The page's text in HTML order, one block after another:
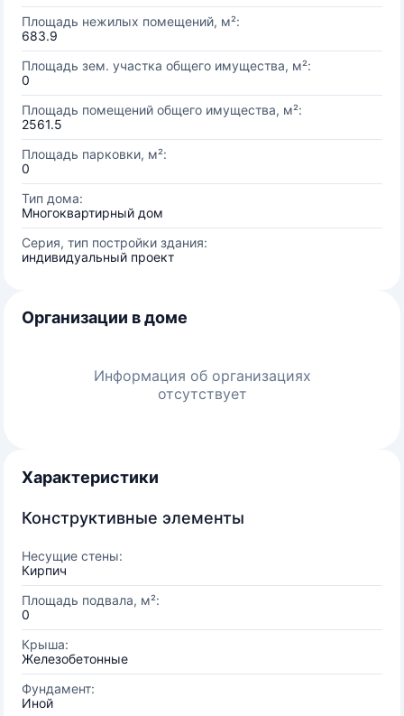
Площадь нежилых помещений, м²:
683.9
Площадь зем. участка общего имущества, м²:
0
Площадь помещений общего имущества, м²:
2561.5
Площадь парковки, м²:
0
Тип дома:
Многоквартирный дом
Серия, тип постройки здания:
индивидуальный проект
Организации в доме
Информация об организациях
отсутствует
Характеристики
Конструктивные элементы
Несущие стены:
Кирпич
Площадь подвала, м²:
0
Крыша:
Железобетонные
Фундамент:
Иной